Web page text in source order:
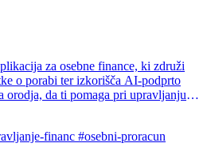
za osebne finance, ki združi
o porabi ter izkorišča AI-podprto
orodja, da ti pomaga pri upravljanju
financ #osebni-proracun